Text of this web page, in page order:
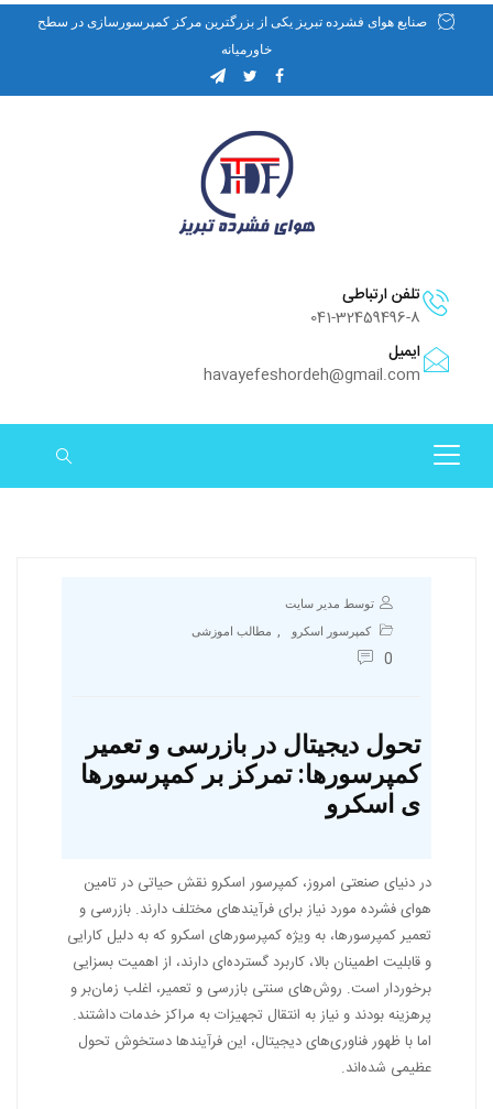
صنایع هوای فشرده تبریز یکی از بزرگترین مرکز کمپرسورسازی در سطح
خاورمیانه
تلفن ارتباطی
041-32459496-8
ایمیل
havayefeshordeh@gmail.com
توسط مدیر سایت
کمپرسور اسکرو
, مطالب اموزشی
0
تحول دیجیتال در بازرسی و تعمیر
کمپرسورها: تمرکز بر کمپرسورها
ی اسکرو
در دنیای صنعتی امروز، کمپرسور اسکرو نقش حیاتی در تامین
هوای فشرده مورد نیاز برای فرآیندهای مختلف دارند. بازرسی و
تعمیر کمپرسورها، به ویژه کمپرسورهای اسکرو که به دلیل کارایی
و قابلیت اطمینان بالا، کاربرد گسترده‌ای دارند، از اهمیت بسزایی
برخوردار است. روش‌های سنتی بازرسی و تعمیر، اغلب زمان‌بر و
پرهزینه بودند و نیاز به انتقال تجهیزات به مراکز خدمات داشتند.
اما با ظهور فناوری‌های دیجیتال، این فرآیندها دستخوش تحول
عظیمی شده‌اند.